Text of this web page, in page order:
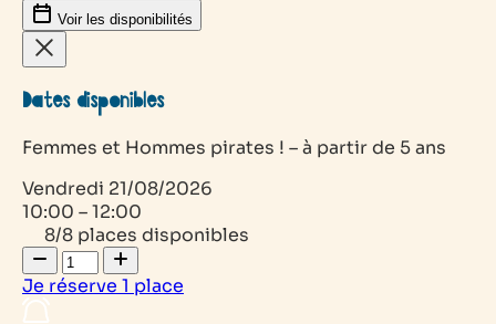
Voir les disponibilités
Dates disponibles
Femmes et Hommes pirates ! – à partir de 5 ans
Vendredi 21/08/2026
10:00 – 12:00
8/8 places disponibles
Je réserve 1 place